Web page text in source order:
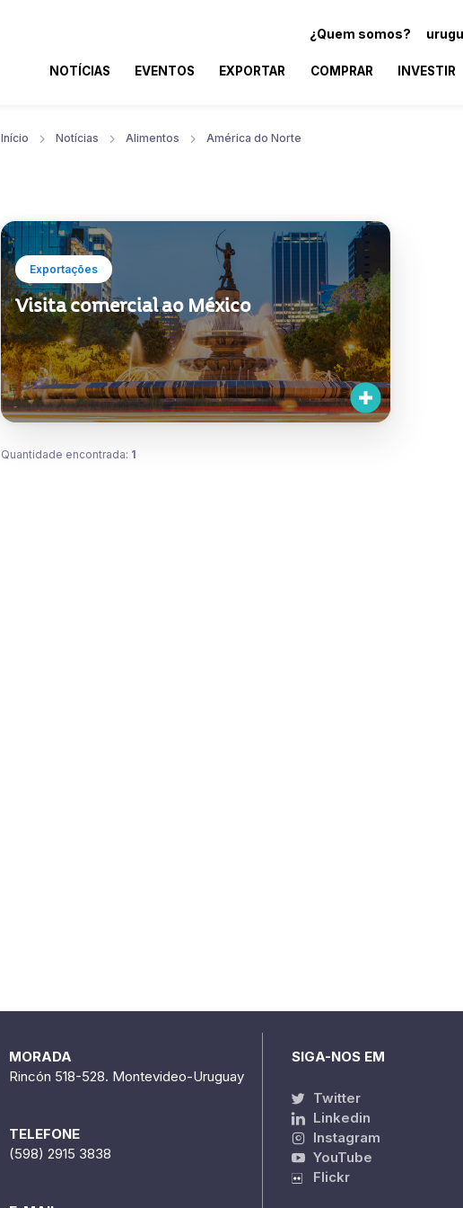
¿Quem somos?
NOTÍCIAS EVENTOS EXPORTAR COMPRAR INVESTIR
Início Notícias Alimentos América do Norte
Exportações
Visita comercial ao México
Quantidade encontrada: 1
MORADA
Rincón 518-528. Montevideo-Uruguay
TELEFONE
(598) 2915 3838
SIGA-NOS EM
Twitter
Linkedin
Instagram
YouTube
Flickr